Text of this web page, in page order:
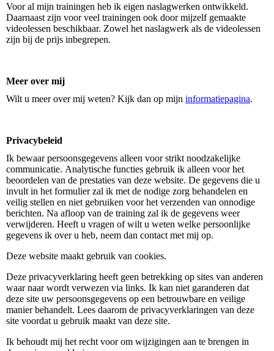
Voor al mijn trainingen heb ik eigen naslagwerken ontwikkeld.
Daarnaast zijn voor veel trainingen ook door mijzelf gemaakte
videolessen beschikbaar. Zowel het naslagwerk als de videolessen
zijn bij de prijs inbegrepen.
Meer over mij
Wilt u meer over mij weten? Kijk dan op mijn informatiepagina.
Privacybeleid
Ik bewaar persoonsgegevens alleen voor strikt noodzakelijke
communicatie. Analytische functies gebruik ik alleen voor het
beoordelen van de prestaties van deze website. De gegevens die u
invult in het formulier zal ik met de nodige zorg behandelen en
veilig stellen en niet gebruiken voor het verzenden van onnodige
berichten. Na afloop van de training zal ik de gegevens weer
verwijderen. Heeft u vragen of wilt u weten welke persoonlijke
gegevens ik over u heb, neem dan contact met mij op.
Deze website maakt gebruik van cookies.
Deze privacyverklaring heeft geen betrekking op sites van anderen
waar naar wordt verwezen via links. Ik kan niet garanderen dat
deze site uw persoonsgegevens op een betrouwbare en veilige
manier behandelt. Lees daarom de privacyverklaringen van deze
site voordat u gebruik maakt van deze site.
Ik behoudt mij het recht voor om wijzigingen aan te brengen in